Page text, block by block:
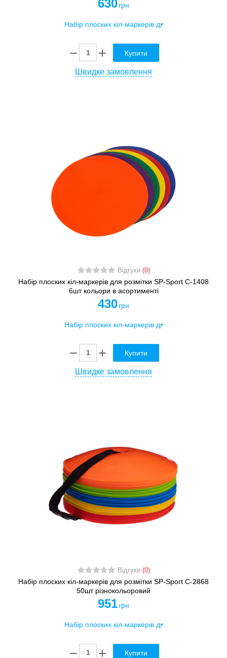
630 грн
Купити
Швидке замовлення
Відгуки (0)
Набір плоских кіл-маркерів для розмітки SP-Sport C-1408
6шт кольори в асортименті
430 грн
Купити
Швидке замовлення
Відгуки (0)
Набір плоских кіл-маркерів для розмітки SP-Sport C-2868
50шт різнокольоровий
951 грн
Купити